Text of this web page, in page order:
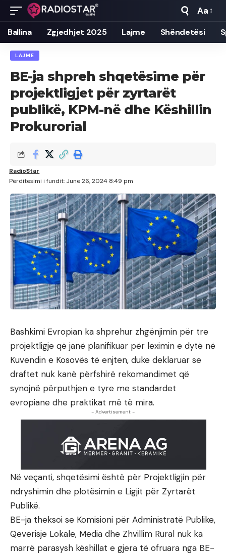
Font
Resizer
Aa
Ballina Zgjedhjet 2025 Lajme Shëndetësi
LAJME
BE-ja shpreh shqetësime për
projektligjet për zyrtarët
publikë, KPM-në dhe Këshillin
Prokurorial
Përditësimi i fundit: June 26, 2024 8:49 pm
RadioStar
Bashkimi Evropian ka shprehur zhgënjimin për tre
projektligje që janë planifikuar për leximin e dytë në
Kuvendin e Kosovës të enjten, duke deklaruar se
draftet nuk kanë përfshirë rekomandimet që
synojnë përputhjen e tyre me standardet
evropiane dhe praktikat më të mira.
- Advertisement -
Në veçanti, shqetësimi është për Projektligjin për
ndryshimin dhe plotësimin e Ligjit për Zyrtarët
Publikë.
BE-ja theksoi se Komisioni për Administratë Publike,
Qeverisje Lokale, Media dhe Zhvillim Rural nuk ka
marrë parasysh këshillat e gjera të ofruara nga BE-